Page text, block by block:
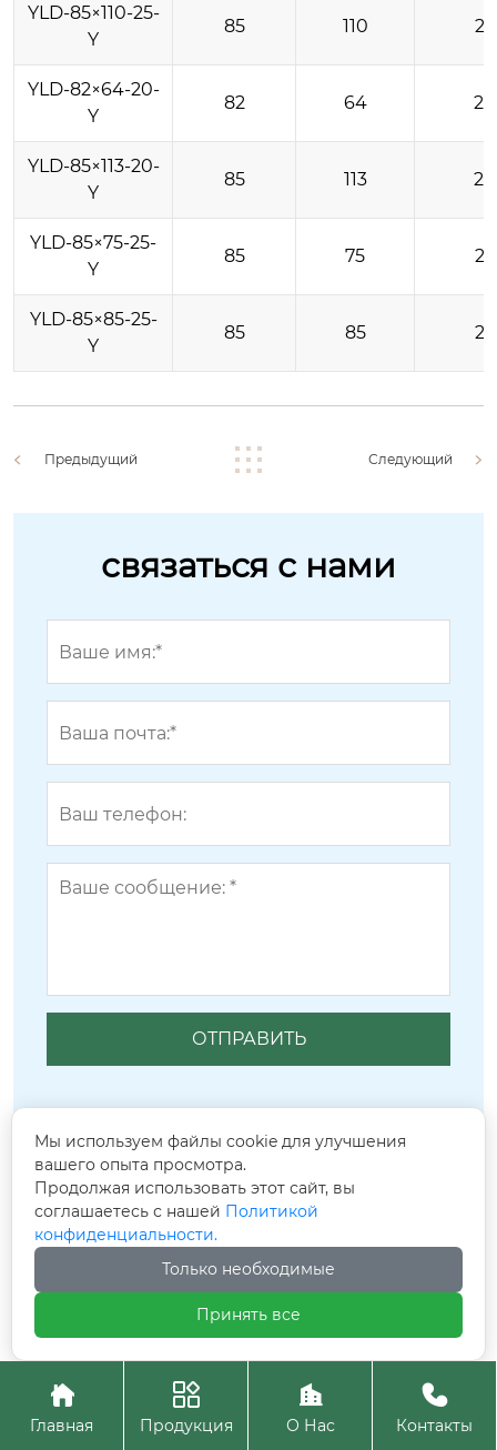
YLD-85×110-25-
Y
85 110 25
YLD-82×64-20-
Y
82 64 20
YLD-85×113-20-
Y
85 113 20
YLD-85×75-25-
Y
85 75 25
YLD-85×85-25-
Y
85 85 25
Предыдущий Следующий
связаться с нами
Сопутствующие популярные
продукты

Главная

Продукция

О Нас

Контакты
Мы используем файлы cookie для улучшения
вашего опыта просмотра.
Продолжая использовать этот сайт, вы
соглашаетесь с нашей Политикой
конфиденциальности.
Только необходимые
Принять все